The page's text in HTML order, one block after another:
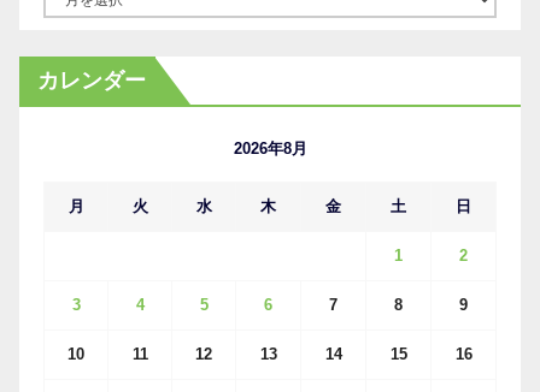
カ
イ
カレンダー
2026年8月
月 火 水 木 金 土 日
1 2
3 4 5 6 7 8 9
10 11 12 13 14 15 16